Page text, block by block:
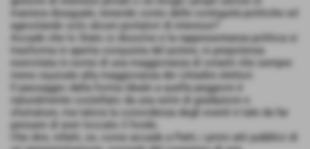
maniera diseguale, tenendo conto delle contiguità politiche ed
agevolando solo alcuni portatori di interessi?
Accade che lo Stato si dissolve e la rappresentanza politica si
trasforma in aperta conquista del potere, in prepotenza
esercitata in nome di una maggioranza di votanti che sempre
meno equivale alla maggioranza dei cittadini elettori.
Il passaggio dalla forma ideale a quella peggiore è
naturalmente costellato da una serie di gradazioni e
sfumature, ma talora la coincidenza degli eventi è tale da far
pensare di aver toccato il fondo.
Che dire, infatti, se, come accade a Patti, i primi atti pubblici di